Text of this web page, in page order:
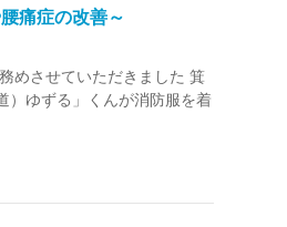
痛症の改善～
めさせていただきました 箕
）ゆずる」くんが消防服を着